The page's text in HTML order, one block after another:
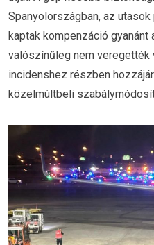
Spanyolországban, az
kaptak kompenzáció
valószínűleg nem veregették
incidenshez részben
közelmúltbeli